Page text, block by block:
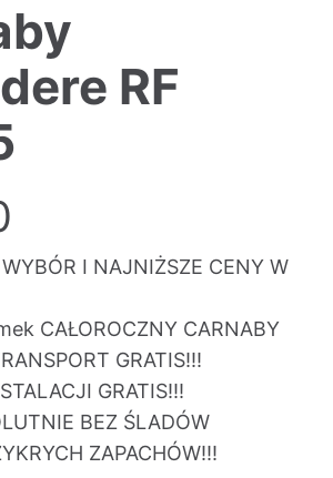
RF
I NAJNIŻSZE CENY W
CAŁOROCZNY CARNABY
GRATIS!!!
GRATIS!!!
BEZ ŚLADÓW
ZAPACHÓW!!!